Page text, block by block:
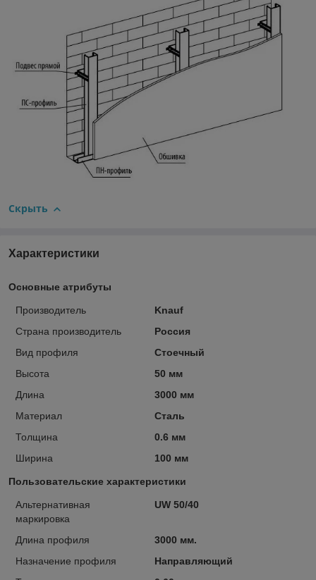
Скрыть
Характеристики
Основные атрибуты
Производитель
Knauf
Страна производитель
Россия
Вид профиля
Стоечный
Высота
50 мм
Длина
3000 мм
Материал
Сталь
Толщина
0.6 мм
Ширина
100 мм
Пользовательские характеристики
Альтернативная
маркировка
UW 50/40
Длина профиля
3000 мм.
Назначение профиля
Направляющий